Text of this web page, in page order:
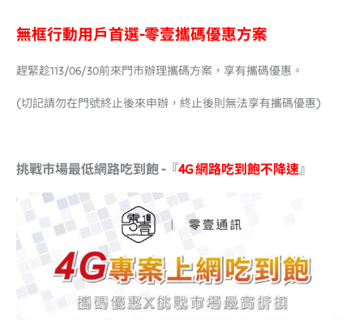
無框行動用戶首選-零壹攜碼優惠方案
趕緊趁113/06/30前來門市辦理攜碼方案，享有攜碼優惠。
(切記請勿在門號終止後來申辦，終止後則無法享有攜碼優惠)
挑戰市場最低網路吃到飽 -『4G 網路吃到飽不降速』